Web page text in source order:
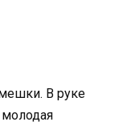
В руке